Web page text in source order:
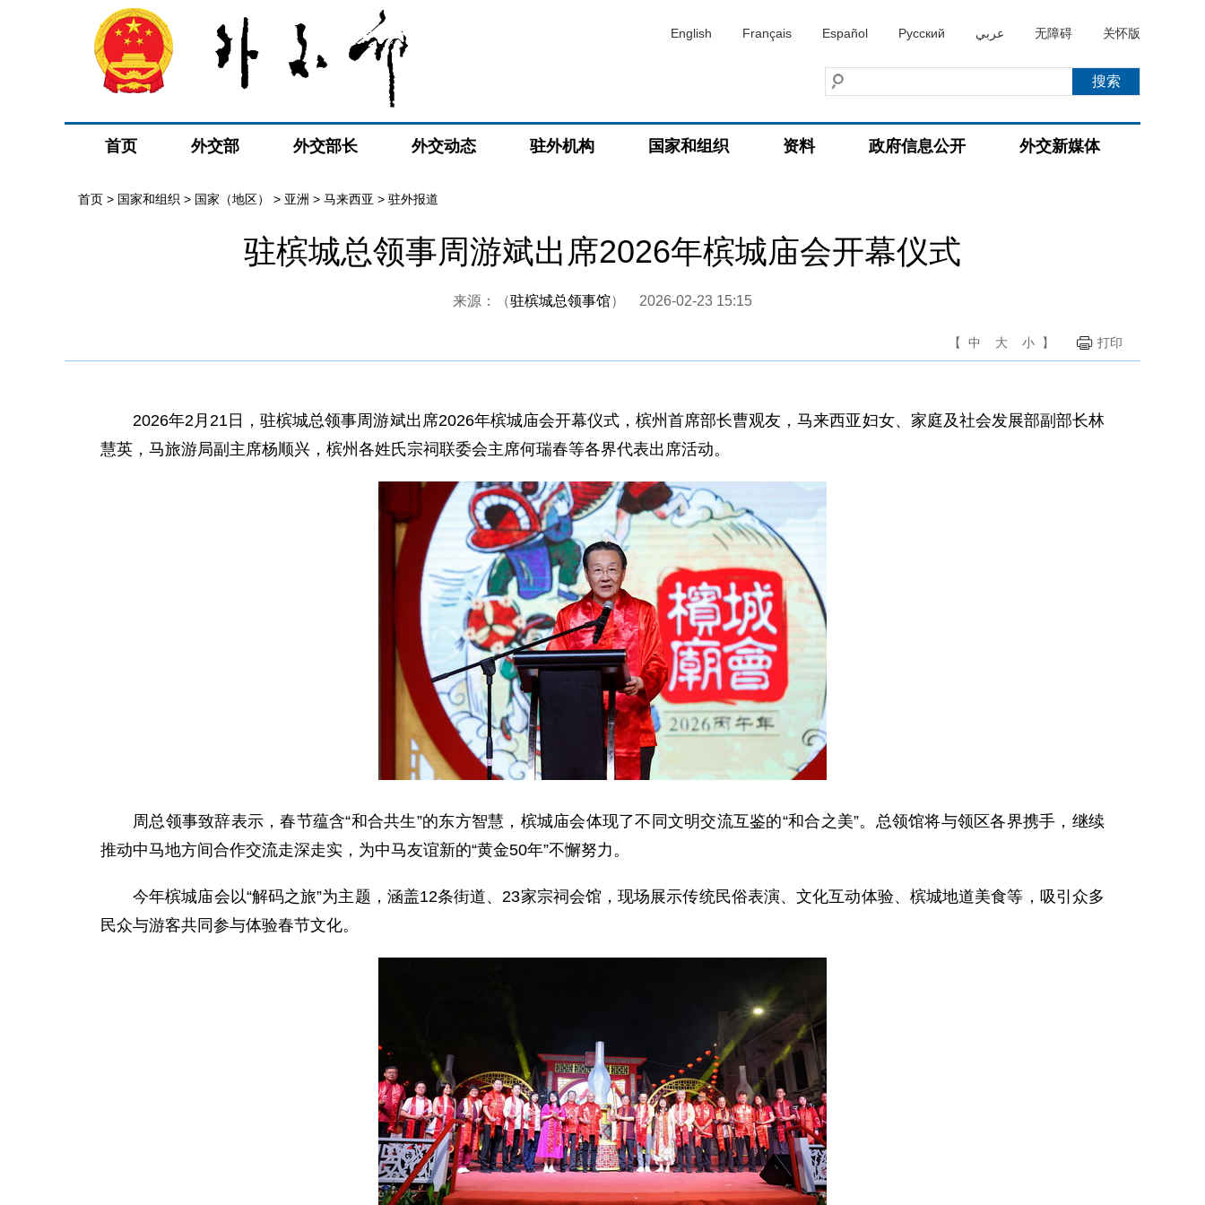
English Français Español Русский عربي 无障碍 关怀版
首页 外交部 外交部长 外交动态 驻外机构 国家和组织 资料 政府信息公开 外交新媒体
首页 > 国家和组织 > 国家（地区） > 亚洲 > 马来西亚 > 驻外报道
驻槟城总领事周游斌出席2026年槟城庙会开幕仪式
来源：（驻槟城总领事馆） 2026-02-23 15:15
【 中 大 小 】 打印
2026年2月21日，驻槟城总领事周游斌出席2026年槟城庙会开幕仪式，槟州首席部长曹观友，马来西亚妇女、家庭及社会发展部副部长林
慧英，马旅游局副主席杨顺兴，槟州各姓氏宗祠联委会主席何瑞春等各界代表出席活动。
周总领事致辞表示，春节蕴含“和合共生”的东方智慧，槟城庙会体现了不同文明交流互鉴的“和合之美”。总领馆将与领区各界携手，继续
推动中马地方间合作交流走深走实，为中马友谊新的“黄金50年”不懈努力。
今年槟城庙会以“解码之旅”为主题，涵盖12条街道、23家宗祠会馆，现场展示传统民俗表演、文化互动体验、槟城地道美食等，吸引众多
民众与游客共同参与体验春节文化。